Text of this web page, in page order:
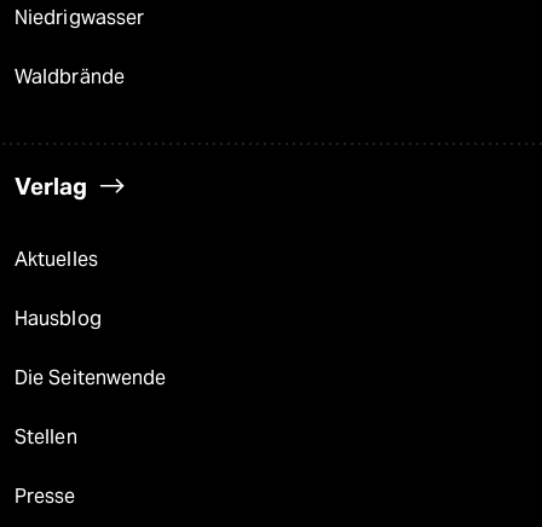
Niedrigwasser
Waldbrände
Verlag
Aktuelles
Hausblog
Die Seitenwende
Stellen
Presse